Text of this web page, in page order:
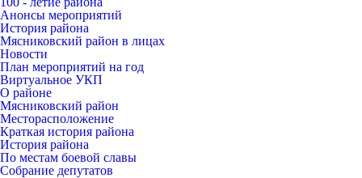
Анонсы мероприятий
История района
Мясниковский район в лицах
Новости
План мероприятий на год
Виртуальное УКП
О районе
Мясниковский район
Месторасположение
Краткая история района
История района
По местам боевой славы
Собрание депутатов